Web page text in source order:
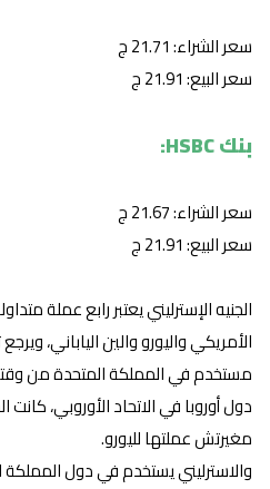
سعر الشراء: 21.71 ج
سعر البيع: 21.91 ج
بنك HSBC:
سعر الشراء: 21.67 ج
سعر البيع: 21.91 ج
الجنيه الإسترليني يعتبر رابع عملة
مستخدم في المملكة المتحدة من
دول أوروبا في الاتحاد الأوروبي، كانت
مغيرتش عملتها لليورو.
والاسترليني يستخدم في دول المملكة